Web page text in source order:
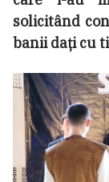
solicitând
banii dați cu